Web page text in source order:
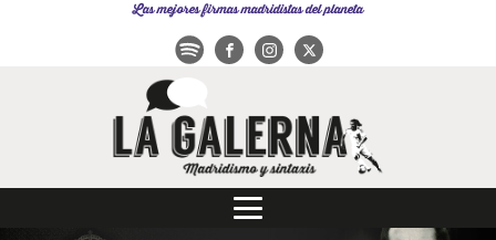
Las mejores firmas madridistas del planeta